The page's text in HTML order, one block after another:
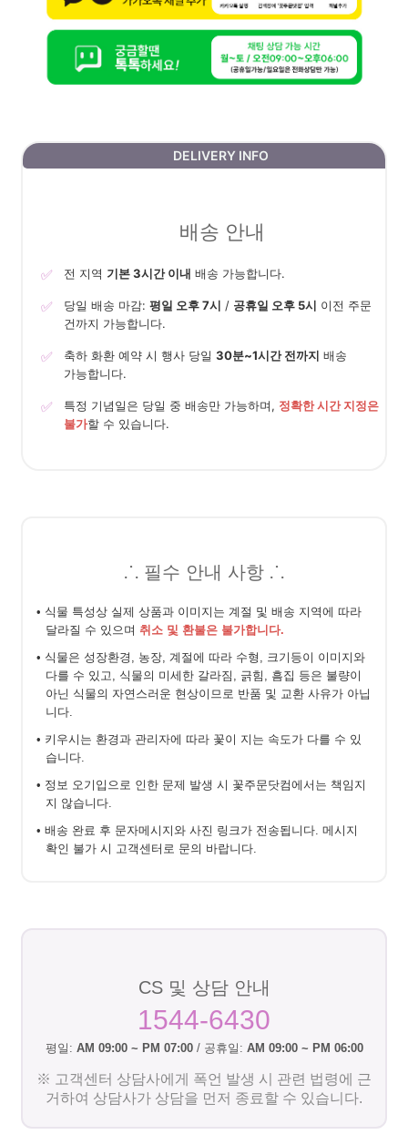
DELIVERY INFO
배송 안내
✅ 전 지역 기본 3시간 이내 배송 가능합니다.
✅ 당일 배송 마감: 평일 오후 7시 / 공휴일 오후 5시 이전 주문
건까지 가능합니다.
✅ 축하 화환 예약 시 행사 당일 30분~1시간 전까지 배송
가능합니다.
✅ 특정 기념일은 당일 중 배송만 가능하며, 정확한 시간 지정은
불가할 수 있습니다.
⸫ 필수 안내 사항 ⸫
• 식물 특성상 실제 상품과 이미지는 계절 및 배송 지역에 따라
달라질 수 있으며 취소 및 환불은 불가합니다.
• 식물은 성장환경, 농장, 계절에 따라 수형, 크기등이 이미지와
다를 수 있고, 식물의 미세한 갈라짐, 긁힘, 흠집 등은 불량이
아닌 식물의 자연스러운 현상이므로 반품 및 교환 사유가 아닙
니다.
• 키우시는 환경과 관리자에 따라 꽃이 지는 속도가 다를 수 있
습니다.
• 정보 오기입으로 인한 문제 발생 시 꽃주문닷컴에서는 책임지
지 않습니다.
• 배송 완료 후 문자메시지와 사진 링크가 전송됩니다. 메시지
확인 불가 시 고객센터로 문의 바랍니다.
CS 및 상담 안내
1544-6430
평일: AM 09:00 ~ PM 07:00 / 공휴일: AM 09:00 ~ PM 06:00
※ 고객센터 상담사에게 폭언 발생 시 관련 법령에 근
거하여 상담사가 상담을 먼저 종료할 수 있습니다.